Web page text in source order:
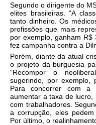
Segundo o dirigente do
elites brasileiras. “A
tanto dinheiro. Os
profissões que mais
por exemplo, ganham
fez campanha contra a
Porém, diante da atual
o projeto da burguesia
“Recompor o
sugerindo, por exemplo,
Para concorrer com a
aumentar a taxa de
com trabalhadores.
a corrupção, eles
Por último, o